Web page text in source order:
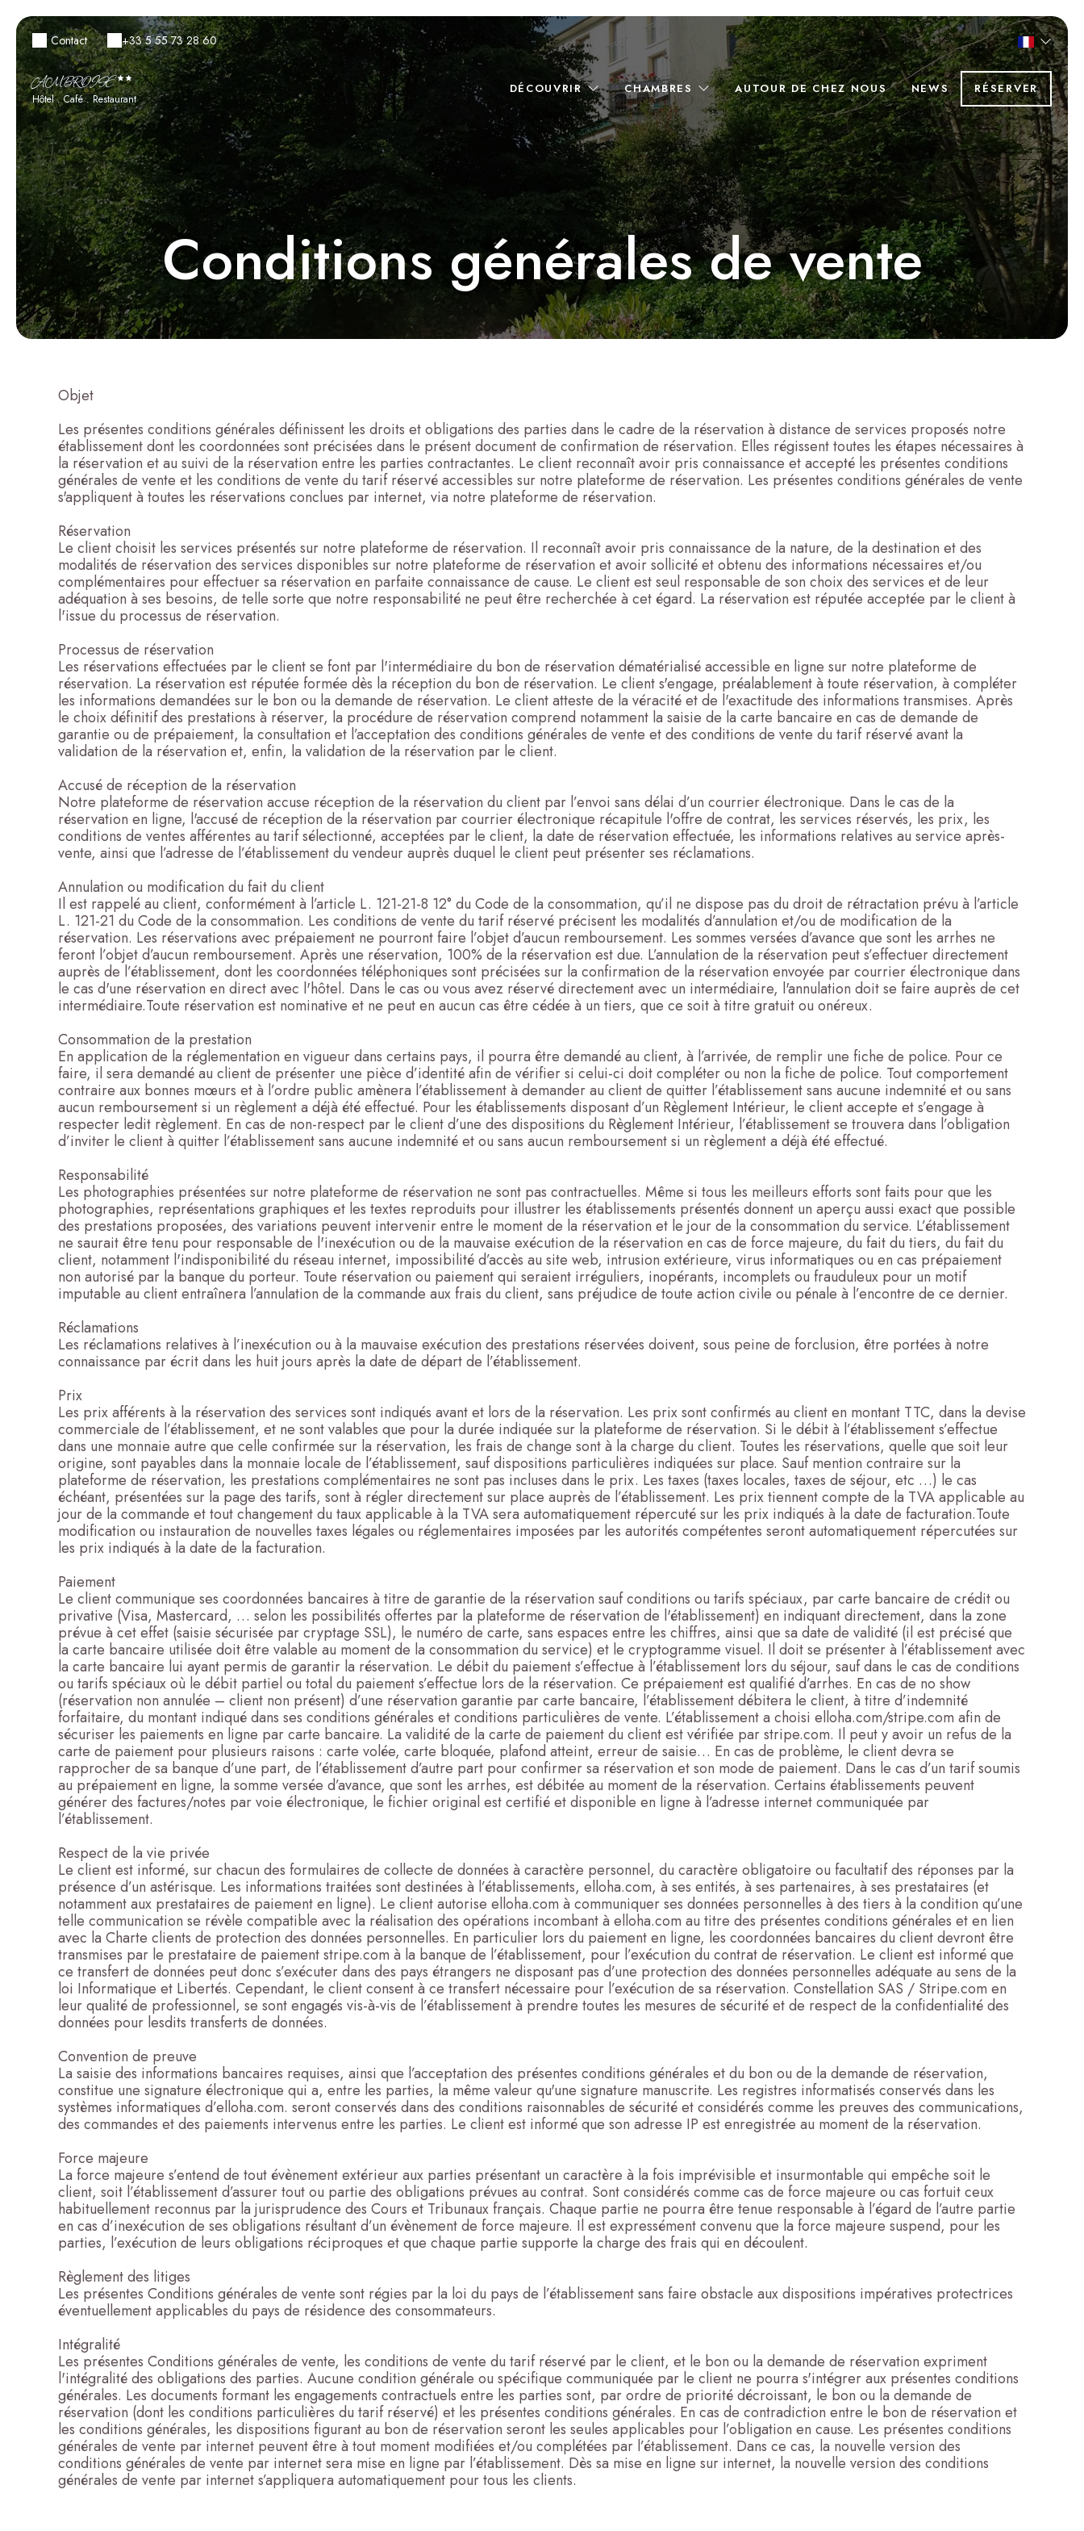
Contact +33 5 55 73 28 60
AMBROISE
Hôtel . Café . Restaurant
DÉCOUVRIR CHAMBRES AUTOUR DE CHEZ NOUS NEWS RÉSERVER
Conditions générales de vente
Objet
Les présentes conditions générales définissent les droits et obligations des parties dans le cadre de la réservation à distance de services proposés notre
établissement dont les coordonnées sont précisées dans le présent document de confirmation de réservation. Elles régissent toutes les étapes nécessaires à
la réservation et au suivi de la réservation entre les parties contractantes. Le client reconnaît avoir pris connaissance et accepté les présentes conditions
générales de vente et les conditions de vente du tarif réservé accessibles sur notre plateforme de réservation. Les présentes conditions générales de vente
s'appliquent à toutes les réservations conclues par internet, via notre plateforme de réservation.
Réservation
Le client choisit les services présentés sur notre plateforme de réservation. Il reconnaît avoir pris connaissance de la nature, de la destination et des
modalités de réservation des services disponibles sur notre plateforme de réservation et avoir sollicité et obtenu des informations nécessaires et/ou
complémentaires pour effectuer sa réservation en parfaite connaissance de cause. Le client est seul responsable de son choix des services et de leur
adéquation à ses besoins, de telle sorte que notre responsabilité ne peut être recherchée à cet égard. La réservation est réputée acceptée par le client à
l'issue du processus de réservation.
Processus de réservation
Les réservations effectuées par le client se font par l'intermédiaire du bon de réservation dématérialisé accessible en ligne sur notre plateforme de
réservation. La réservation est réputée formée dès la réception du bon de réservation. Le client s'engage, préalablement à toute réservation, à compléter
les informations demandées sur le bon ou la demande de réservation. Le client atteste de la véracité et de l'exactitude des informations transmises. Après
le choix définitif des prestations à réserver, la procédure de réservation comprend notamment la saisie de la carte bancaire en cas de demande de
garantie ou de prépaiement, la consultation et l’acceptation des conditions générales de vente et des conditions de vente du tarif réservé avant la
validation de la réservation et, enfin, la validation de la réservation par le client.
Accusé de réception de la réservation
Notre plateforme de réservation accuse réception de la réservation du client par l’envoi sans délai d’un courrier électronique. Dans le cas de la
réservation en ligne, l'accusé de réception de la réservation par courrier électronique récapitule l'offre de contrat, les services réservés, les prix, les
conditions de ventes afférentes au tarif sélectionné, acceptées par le client, la date de réservation effectuée, les informations relatives au service après-
vente, ainsi que l’adresse de l’établissement du vendeur auprès duquel le client peut présenter ses réclamations.
Annulation ou modification du fait du client
Il est rappelé au client, conformément à l’article L. 121-21-8 12° du Code de la consommation, qu’il ne dispose pas du droit de rétractation prévu à l’article
L. 121-21 du Code de la consommation. Les conditions de vente du tarif réservé précisent les modalités d’annulation et/ou de modification de la
réservation. Les réservations avec prépaiement ne pourront faire l’objet d’aucun remboursement. Les sommes versées d’avance que sont les arrhes ne
feront l’objet d’aucun remboursement. Après une réservation, 100% de la réservation est due. L’annulation de la réservation peut s’effectuer directement
auprès de l’établissement, dont les coordonnées téléphoniques sont précisées sur la confirmation de la réservation envoyée par courrier électronique dans
le cas d'une réservation en direct avec l'hôtel. Dans le cas ou vous avez réservé directement avec un intermédiaire, l'annulation doit se faire auprès de cet
intermédiaire.Toute réservation est nominative et ne peut en aucun cas être cédée à un tiers, que ce soit à titre gratuit ou onéreux.
Consommation de la prestation
En application de la réglementation en vigueur dans certains pays, il pourra être demandé au client, à l’arrivée, de remplir une fiche de police. Pour ce
faire, il sera demandé au client de présenter une pièce d’identité afin de vérifier si celui-ci doit compléter ou non la fiche de police. Tout comportement
contraire aux bonnes mœurs et à l’ordre public amènera l’établissement à demander au client de quitter l’établissement sans aucune indemnité et ou sans
aucun remboursement si un règlement a déjà été effectué. Pour les établissements disposant d’un Règlement Intérieur, le client accepte et s’engage à
respecter ledit règlement. En cas de non-respect par le client d’une des dispositions du Règlement Intérieur, l’établissement se trouvera dans l’obligation
d’inviter le client à quitter l’établissement sans aucune indemnité et ou sans aucun remboursement si un règlement a déjà été effectué.
Responsabilité
Les photographies présentées sur notre plateforme de réservation ne sont pas contractuelles. Même si tous les meilleurs efforts sont faits pour que les
photographies, représentations graphiques et les textes reproduits pour illustrer les établissements présentés donnent un aperçu aussi exact que possible
des prestations proposées, des variations peuvent intervenir entre le moment de la réservation et le jour de la consommation du service. L’établissement
ne saurait être tenu pour responsable de l'inexécution ou de la mauvaise exécution de la réservation en cas de force majeure, du fait du tiers, du fait du
client, notamment l'indisponibilité du réseau internet, impossibilité d’accès au site web, intrusion extérieure, virus informatiques ou en cas prépaiement
non autorisé par la banque du porteur. Toute réservation ou paiement qui seraient irréguliers, inopérants, incomplets ou frauduleux pour un motif
imputable au client entraînera l’annulation de la commande aux frais du client, sans préjudice de toute action civile ou pénale à l’encontre de ce dernier.
Réclamations
Les réclamations relatives à l’inexécution ou à la mauvaise exécution des prestations réservées doivent, sous peine de forclusion, être portées à notre
connaissance par écrit dans les huit jours après la date de départ de l’établissement.
Prix
Les prix afférents à la réservation des services sont indiqués avant et lors de la réservation. Les prix sont confirmés au client en montant TTC, dans la devise
commerciale de l’établissement, et ne sont valables que pour la durée indiquée sur la plateforme de réservation. Si le débit à l’établissement s’effectue
dans une monnaie autre que celle confirmée sur la réservation, les frais de change sont à la charge du client. Toutes les réservations, quelle que soit leur
origine, sont payables dans la monnaie locale de l’établissement, sauf dispositions particulières indiquées sur place. Sauf mention contraire sur la
plateforme de réservation, les prestations complémentaires ne sont pas incluses dans le prix. Les taxes (taxes locales, taxes de séjour, etc …) le cas
échéant, présentées sur la page des tarifs, sont à régler directement sur place auprès de l’établissement. Les prix tiennent compte de la TVA applicable au
jour de la commande et tout changement du taux applicable à la TVA sera automatiquement répercuté sur les prix indiqués à la date de facturation.Toute
modification ou instauration de nouvelles taxes légales ou réglementaires imposées par les autorités compétentes seront automatiquement répercutées sur
les prix indiqués à la date de la facturation.
Paiement
Le client communique ses coordonnées bancaires à titre de garantie de la réservation sauf conditions ou tarifs spéciaux, par carte bancaire de crédit ou
privative (Visa, Mastercard, … selon les possibilités offertes par la plateforme de réservation de l'établissement) en indiquant directement, dans la zone
prévue à cet effet (saisie sécurisée par cryptage SSL), le numéro de carte, sans espaces entre les chiffres, ainsi que sa date de validité (il est précisé que
la carte bancaire utilisée doit être valable au moment de la consommation du service) et le cryptogramme visuel. Il doit se présenter à l’établissement avec
la carte bancaire lui ayant permis de garantir la réservation. Le débit du paiement s’effectue à l’établissement lors du séjour, sauf dans le cas de conditions
ou tarifs spéciaux où le débit partiel ou total du paiement s’effectue lors de la réservation. Ce prépaiement est qualifié d’arrhes. En cas de no show
(réservation non annulée – client non présent) d’une réservation garantie par carte bancaire, l’établissement débitera le client, à titre d’indemnité
forfaitaire, du montant indiqué dans ses conditions générales et conditions particulières de vente. L’établissement a choisi elloha.com/stripe.com afin de
sécuriser les paiements en ligne par carte bancaire. La validité de la carte de paiement du client est vérifiée par stripe.com. Il peut y avoir un refus de la
carte de paiement pour plusieurs raisons : carte volée, carte bloquée, plafond atteint, erreur de saisie… En cas de problème, le client devra se
rapprocher de sa banque d’une part, de l’établissement d’autre part pour confirmer sa réservation et son mode de paiement. Dans le cas d’un tarif soumis
au prépaiement en ligne, la somme versée d’avance, que sont les arrhes, est débitée au moment de la réservation. Certains établissements peuvent
générer des factures/notes par voie électronique, le fichier original est certifié et disponible en ligne à l’adresse internet communiquée par
l’établissement.
Respect de la vie privée
Le client est informé, sur chacun des formulaires de collecte de données à caractère personnel, du caractère obligatoire ou facultatif des réponses par la
présence d’un astérisque. Les informations traitées sont destinées à l’établissements, elloha.com, à ses entités, à ses partenaires, à ses prestataires (et
notamment aux prestataires de paiement en ligne). Le client autorise elloha.com à communiquer ses données personnelles à des tiers à la condition qu’une
telle communication se révèle compatible avec la réalisation des opérations incombant à elloha.com au titre des présentes conditions générales et en lien
avec la Charte clients de protection des données personnelles. En particulier lors du paiement en ligne, les coordonnées bancaires du client devront être
transmises par le prestataire de paiement stripe.com à la banque de l’établissement, pour l’exécution du contrat de réservation. Le client est informé que
ce transfert de données peut donc s’exécuter dans des pays étrangers ne disposant pas d’une protection des données personnelles adéquate au sens de la
loi Informatique et Libertés. Cependant, le client consent à ce transfert nécessaire pour l’exécution de sa réservation. Constellation SAS / Stripe.com en
leur qualité de professionnel, se sont engagés vis-à-vis de l’établissement à prendre toutes les mesures de sécurité et de respect de la confidentialité des
données pour lesdits transferts de données.
Convention de preuve
La saisie des informations bancaires requises, ainsi que l’acceptation des présentes conditions générales et du bon ou de la demande de réservation,
constitue une signature électronique qui a, entre les parties, la même valeur qu'une signature manuscrite. Les registres informatisés conservés dans les
systèmes informatiques d’elloha.com. seront conservés dans des conditions raisonnables de sécurité et considérés comme les preuves des communications,
des commandes et des paiements intervenus entre les parties. Le client est informé que son adresse IP est enregistrée au moment de la réservation.
Force majeure
La force majeure s’entend de tout évènement extérieur aux parties présentant un caractère à la fois imprévisible et insurmontable qui empêche soit le
client, soit l’établissement d’assurer tout ou partie des obligations prévues au contrat. Sont considérés comme cas de force majeure ou cas fortuit ceux
habituellement reconnus par la jurisprudence des Cours et Tribunaux français. Chaque partie ne pourra être tenue responsable à l’égard de l’autre partie
en cas d’inexécution de ses obligations résultant d’un évènement de force majeure. Il est expressément convenu que la force majeure suspend, pour les
parties, l’exécution de leurs obligations réciproques et que chaque partie supporte la charge des frais qui en découlent.
Règlement des litiges
Les présentes Conditions générales de vente sont régies par la loi du pays de l’établissement sans faire obstacle aux dispositions impératives protectrices
éventuellement applicables du pays de résidence des consommateurs.
Intégralité
Les présentes Conditions générales de vente, les conditions de vente du tarif réservé par le client, et le bon ou la demande de réservation expriment
l'intégralité des obligations des parties. Aucune condition générale ou spécifique communiquée par le client ne pourra s'intégrer aux présentes conditions
générales. Les documents formant les engagements contractuels entre les parties sont, par ordre de priorité décroissant, le bon ou la demande de
réservation (dont les conditions particulières du tarif réservé) et les présentes conditions générales. En cas de contradiction entre le bon de réservation et
les conditions générales, les dispositions figurant au bon de réservation seront les seules applicables pour l’obligation en cause. Les présentes conditions
générales de vente par internet peuvent être à tout moment modifiées et/ou complétées par l’établissement. Dans ce cas, la nouvelle version des
conditions générales de vente par internet sera mise en ligne par l’établissement. Dès sa mise en ligne sur internet, la nouvelle version des conditions
générales de vente par internet s’appliquera automatiquement pour tous les clients.